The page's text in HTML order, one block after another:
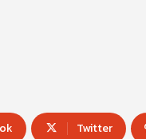
Twitter